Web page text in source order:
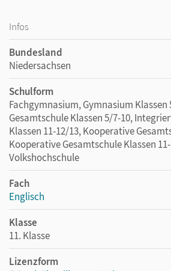
Infos
Bundesland
Niedersachsen
Schulform
Fachgymnasium, Gymnasium
Gesamtschule Klassen 5/7-10,
Klassen 11-12/13, Kooperative
Kooperative Gesamtschule Klassen
Volkshochschule
Fach
Englisch
Klasse
11. Klasse
Lizenzform